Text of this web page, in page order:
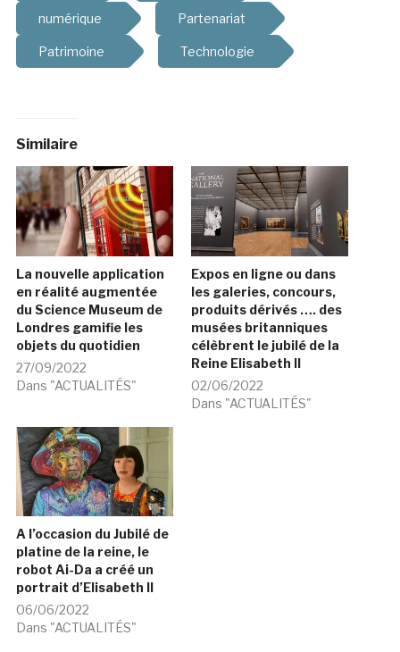
numérique Partenariat
Patrimoine Technologie
Similaire
La nouvelle application
en réalité augmentée
du Science Museum de
Londres gamifie les
objets du quotidien
27/09/2022
Dans "ACTUALITÉS"
Expos en ligne ou dans
les galeries, concours,
produits dérivés …. des
musées britanniques
célèbrent le jubilé de la
Reine Elisabeth II
02/06/2022
Dans "ACTUALITÉS"
A l’occasion du Jubilé de
platine de la reine, le
robot Ai-Da a créé un
portrait d’Elisabeth II
06/06/2022
Dans "ACTUALITÉS"